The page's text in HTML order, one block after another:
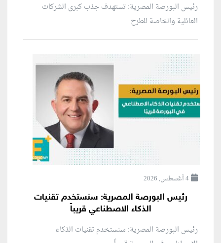
رئيس البورصة المصرية: تستهدف جذب كبرى الشركات
العائلية والخاصة للطرح
4 أغسطس, 2026
رئيس البورصة المصرية: سنستخدم تقنيات
الذكاء الاصطناعي قريباً
رئيس البورصة المصرية: سنستخدم تقنيات الذكاء